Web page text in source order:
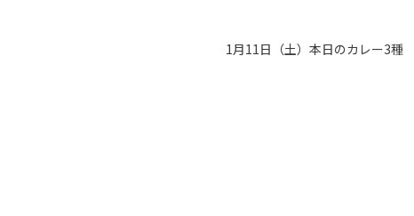
1月11日（土）本日のカレー3種